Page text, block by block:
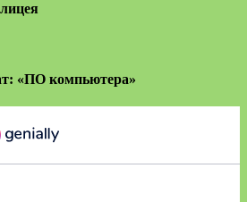
«ПО компьютера»